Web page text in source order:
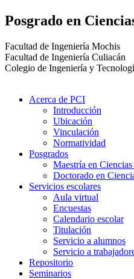
Posgrado en
Facultad de Ingeniería Mochis
Facultad de Ingeniería Culiacán
Colegio de Ingeniería y
Acerca de PCI
Introducción
Ubicación
Vinculación
Normatividad
Posgrados
Maestría en
Doctorado en
Servicios escolares
Aula virtual
Encuestas
Calendario escolar
Titulación
Servicio a alumnos
Servicio a
Repositorio
Seminarios